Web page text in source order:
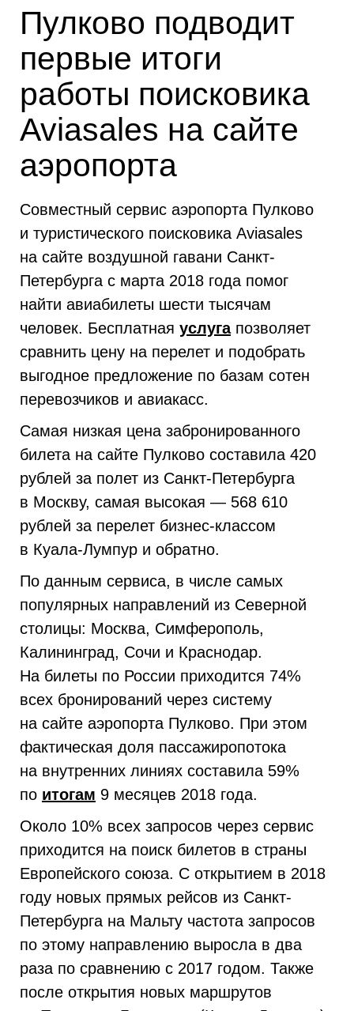
Пулково подводит
первые итоги
работы поисковика
Aviasales на сайте
аэропорта
Совместный сервис аэропорта Пулково
и туристического поисковика Aviasales
на сайте воздушной гавани Санкт-
Петербурга с марта 2018 года помог
найти авиабилеты шести тысячам
человек. Бесплатная услугапозволяет
сравнить цену на перелет и подобрать
выгодное предложение по базам сотен
перевозчиков и авиакасс.
Самая низкая цена забронированного
билета на сайте Пулково составила 420
рублей за полет из Санкт-Петербурга
в Москву, самая высокая — 568 610
рублей за перелет бизнес-классом
в Куала-Лумпур и обратно.
По данным сервиса, в числе самых
популярных направлений из Северной
столицы: Москва, Симферополь,
Калининград, Сочи и Краснодар.
На билеты по России приходится 74%
всех бронирований через систему
на сайте аэропорта Пулково. При этом
фактическая доля пассажиропотока
на внутренних линиях составила 59%
по итогам 9 месяцев 2018 года.
Около 10% всех запросов через сервис
приходится на поиск билетов в страны
Европейского союза. С открытием в 2018
году новых прямых рейсов из Санкт-
Петербурга на Мальту частота запросов
по этому направлению выросла в два
раза по сравнению с 2017 годом. Также
после открытия новых маршрутов